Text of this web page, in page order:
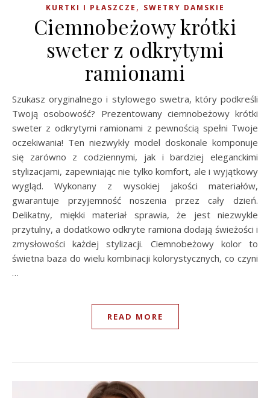
KURTKI I PŁASZCZE , SWETRY DAMSKIE
Ciemnobeżowy krótki
sweter z odkrytymi
ramionami
Szukasz oryginalnego i stylowego swetra, który podkreśli
Twoją osobowość? Prezentowany ciemnobeżowy krótki
sweter z odkrytymi ramionami z pewnością spełni Twoje
oczekiwania! Ten niezwykły model doskonale komponuje
się zarówno z codziennymi, jak i bardziej eleganckimi
stylizacjami, zapewniając nie tylko komfort, ale i wyjątkowy
wygląd. Wykonany z wysokiej jakości materiałów,
gwarantuje przyjemność noszenia przez cały dzień.
Delikatny, miękki materiał sprawia, że jest niezwykle
przytulny, a dodatkowo odkryte ramiona dodają świeżości i
zmysłowości każdej stylizacji. Ciemnobeżowy kolor to
świetna baza do wielu kombinacji kolorystycznych, co czyni
…
READ MORE